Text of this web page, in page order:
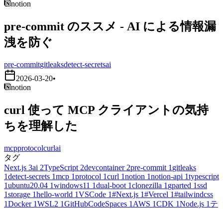
notion
pre-commit のススメ - AI による情報漏
洩を防ぐ
pre-commitgitleaksdetect-secretsai
2026-03-20•
notion
curl 使って MCP クライアントの気持
ちを理解した
mcpprotocolcurlai
タグ
Next.js 3ai 2TypeScript 2devcontainer 2pre-commit 1 gitleaks
1detect-secrets 1mcp 1protocol 1curl 1notion 1notion-api 1typescript
1ubuntu20.04 1windows11 1dual-boot 1clonezilla 1 gparted 1ssd
1storage 1hello-world 1VSCode 1#Next.js 1#Vercel 1#tailwindcss
1Docker 1WSL2 1GitHubCodeSpaces 1 AWS 1CDK 1Node.js 1 テ